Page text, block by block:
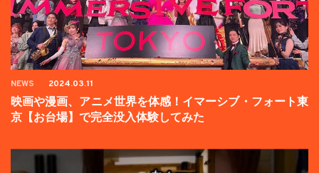
NEWS 2024.03.11
映画や漫画、アニメ世界を体感！イマーシブ・フォート東
京【お台場】で完全没入体験してみた